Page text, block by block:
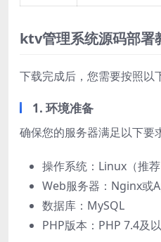
ktv管理系统源码部署
下载完成后，您需要按照以
1. 环境准备
确保您的服务器满足以下要
操作系统：Linux（推
Web服务器：Nginx或
数据库：MySQL
PHP版本：PHP 7.4及